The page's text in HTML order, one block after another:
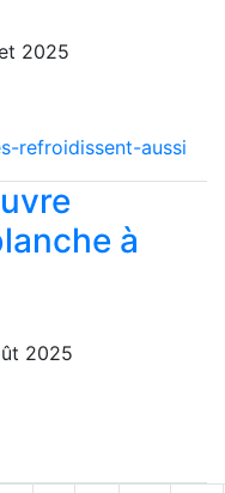
2025
refroidissent-aussi
à
2025